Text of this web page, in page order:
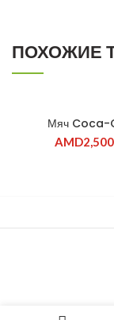
ПОХОЖИЕ
Мяч Coca-
AMD